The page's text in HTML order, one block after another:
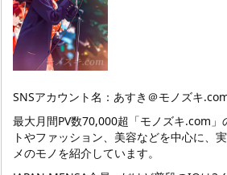
SNSアカウント名：あすき＠モノズキ
最大月間PV数70,000超「モノズキ.com」
トやファッション、美容などを中心に、
メのモノを紹介しています。